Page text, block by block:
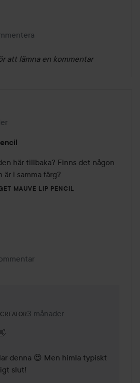
att lämna en kommentar
3 månader
här tillbaka? Finns det någon
är i samma färg?
MAUVE LIP PENCIL
roll: Lyko Creator.
3 månader
Kommentaren lades 3 månader
denna 😍 Men himla typiskt
slut!